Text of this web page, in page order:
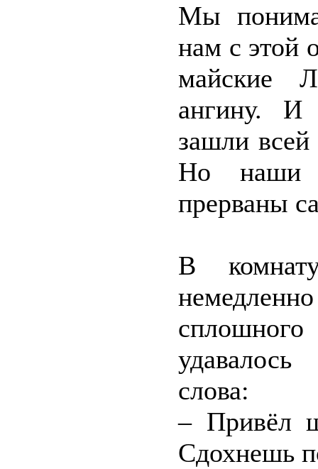
Мы
нам с этой
майские
ангину. И
зашли всей
Но наши
прерваны
В
слова:
– Привёл
Сдохнешь